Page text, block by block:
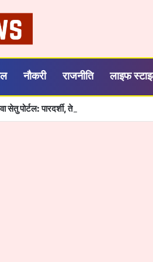
नौकरी राजनीति लाइफ
सेतु पोर्टल: पारदर्शी, तेज और आसान हुई सरकारी